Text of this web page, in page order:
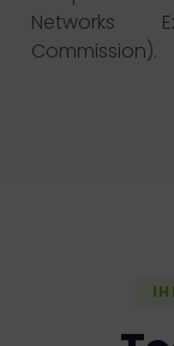
Networks
Commission).